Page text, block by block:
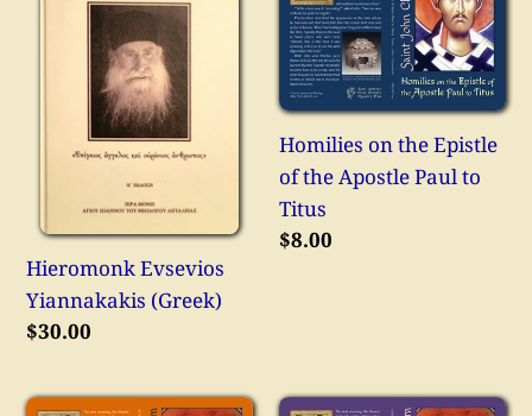
Yiannakakis
Hieromonk Evsevios
Yiannakakis (Greek)
Κανονική
$30.00
the
Epistle
of
the
Apostle
Paul
to
Titus
Homilies on the Epistle
of the Apostle Paul to
Titus
Κανονική
$8.00